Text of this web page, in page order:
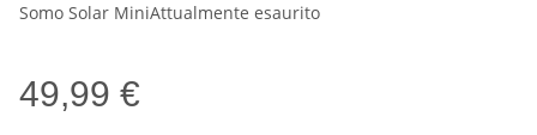
Somo Solar MiniAttualmente esaurito
49,99 €